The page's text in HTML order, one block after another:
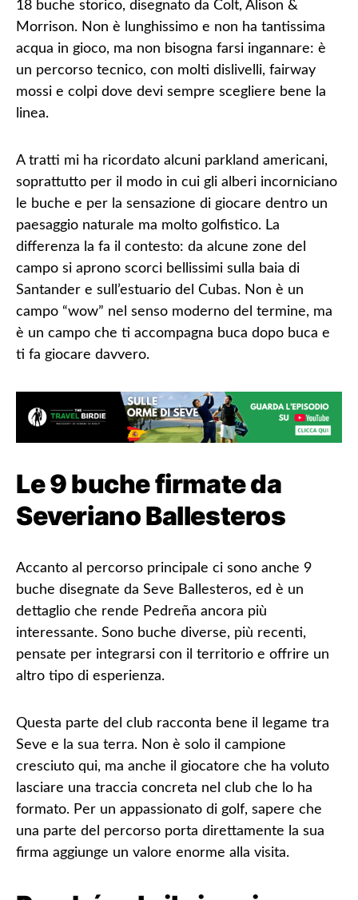
18 buche storico, disegnato da Colt, Alison &
Morrison. Non è lunghissimo e non ha tantissima
acqua in gioco, ma non bisogna farsi ingannare: è
un percorso tecnico, con molti dislivelli, fairway
mossi e colpi dove devi sempre scegliere bene la
linea.
A tratti mi ha ricordato alcuni parkland americani,
soprattutto per il modo in cui gli alberi incorniciano
le buche e per la sensazione di giocare dentro un
paesaggio naturale ma molto golfistico. La
differenza la fa il contesto: da alcune zone del
campo si aprono scorci bellissimi sulla baia di
Santander e sull’estuario del Cubas. Non è un
campo “wow” nel senso moderno del termine, ma
è un campo che ti accompagna buca dopo buca e
ti fa giocare davvero.
Le 9 buche firmate da
Severiano Ballesteros
Accanto al percorso principale ci sono anche 9
buche disegnate da Seve Ballesteros, ed è un
dettaglio che rende Pedreña ancora più
interessante. Sono buche diverse, più recenti,
pensate per integrarsi con il territorio e offrire un
altro tipo di esperienza.
Questa parte del club racconta bene il legame tra
Seve e la sua terra. Non è solo il campione
cresciuto qui, ma anche il giocatore che ha voluto
lasciare una traccia concreta nel club che lo ha
formato. Per un appassionato di golf, sapere che
una parte del percorso porta direttamente la sua
firma aggiunge un valore enorme alla visita.